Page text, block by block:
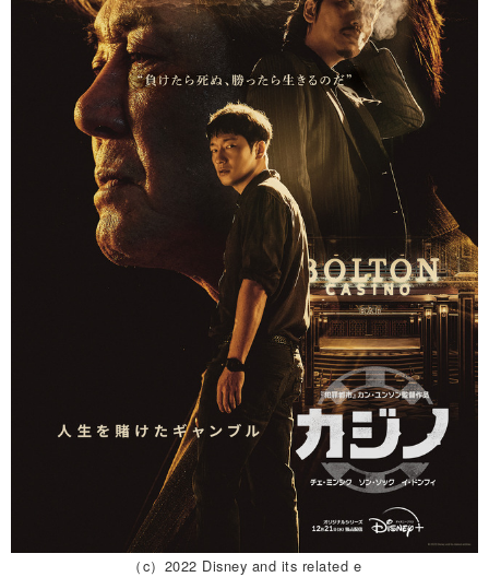
（c）2022 Disney and its related e